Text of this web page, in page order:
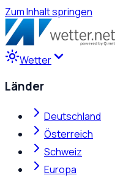
Zum Inhalt springen
Wetter
Länder
Deutschland
Österreich
Schweiz
Europa